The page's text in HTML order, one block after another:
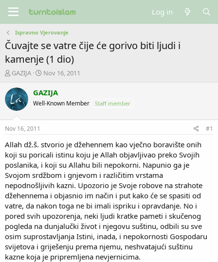
Log in
Ispravno Vjerovanje
Čuvajte se vatre čije će gorivo biti ljudi i
kamenje (1 dio)
T
r
e
a
t
a
t
e
r
GAZIJA
S
a
r
t
e
Nov 16, 2011
GAZIJA
Well-Known Member Staff member
Nov 16, 2011 #1
Allah dž.š. stvorio je džehennem kao vječno boravište onih
koji su poricali istinu koju je Allah objavljivao preko Svojih
poslanika, i koji su Allahu bili nepokorni. Napunio ga je
Svojom srdžbom i gnjevom i različitim vrstama
nepodnošljivih kazni. Upozorio je Svoje robove na strahote
džehennema i objasnio im način i put kako će se spasiti od
vatre, da nakon toga ne bi imali ispriku i opravdanje. No i
pored svih upozorenja, neki ljudi kratke pameti i skučenog
pogleda na dunjalučki život i njegovu suštinu, odbili su sve
osim suprostavljanja Istini, inada, i nepokornosti Gospodaru
svijetova i griješenju prema njemu, neshvatajući suštinu
kazne koja je pripremljena nevjernicima.